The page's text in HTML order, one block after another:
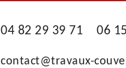
04 82 29 39 71 06
contact@travaux-